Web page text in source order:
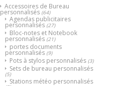
Accessoires de Bureau
personnalisés (64)
Agendas publicitaires
personnalisés (27)
Bloc-notes et Notebook
personnalisés (21)
portes documents
personnalisés (9)
Pots à stylos personnalisés (3)
Sets de bureau personnalisés
(5)
Stations météo personnalisés